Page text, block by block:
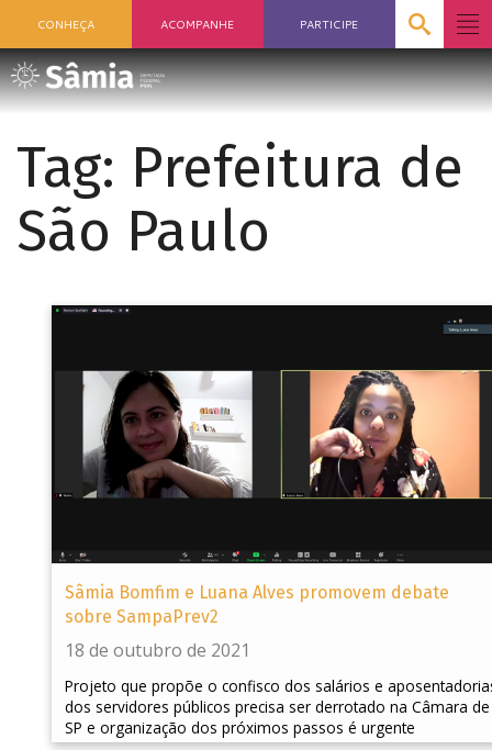
CONHEÇA ACOMPANHE PARTICIPE
Tag: Prefeitura de
São Paulo
Sâmia Bomfim e Luana Alves promovem debate
sobre SampaPrev2
18 de outubro de 2021
Projeto que propõe o confisco dos salários e
dos servidores públicos precisa ser derrotado na Câmara de
SP e organização dos próximos passos é urgente